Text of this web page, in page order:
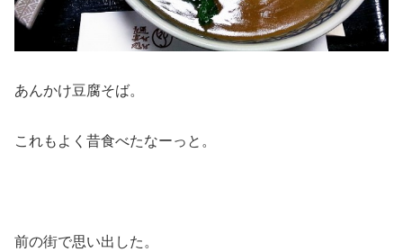
あんかけ豆腐そば。
これもよく昔食べたなーっと。
前の街で思い出した。